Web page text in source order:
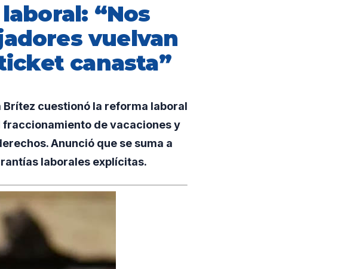
“Nos
vuelvan
canasta”
Brítez cuestionó la reforma laboral
fraccionamiento de vacaciones y
Anunció que se suma a
laborales explícitas.